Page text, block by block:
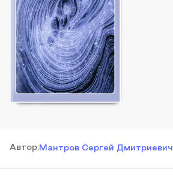
Автор:Мантров Сергей Дмитриевич